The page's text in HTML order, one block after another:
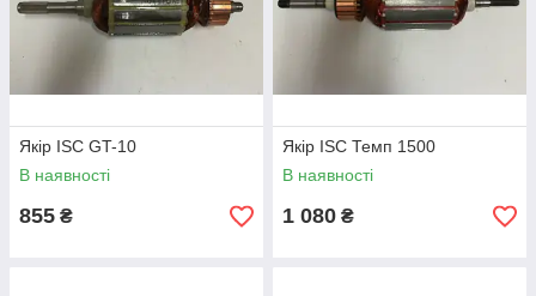
Якір ISC GT-10
В наявності
855 ₴
Якір ISC Темп 1500
В наявності
1 080 ₴